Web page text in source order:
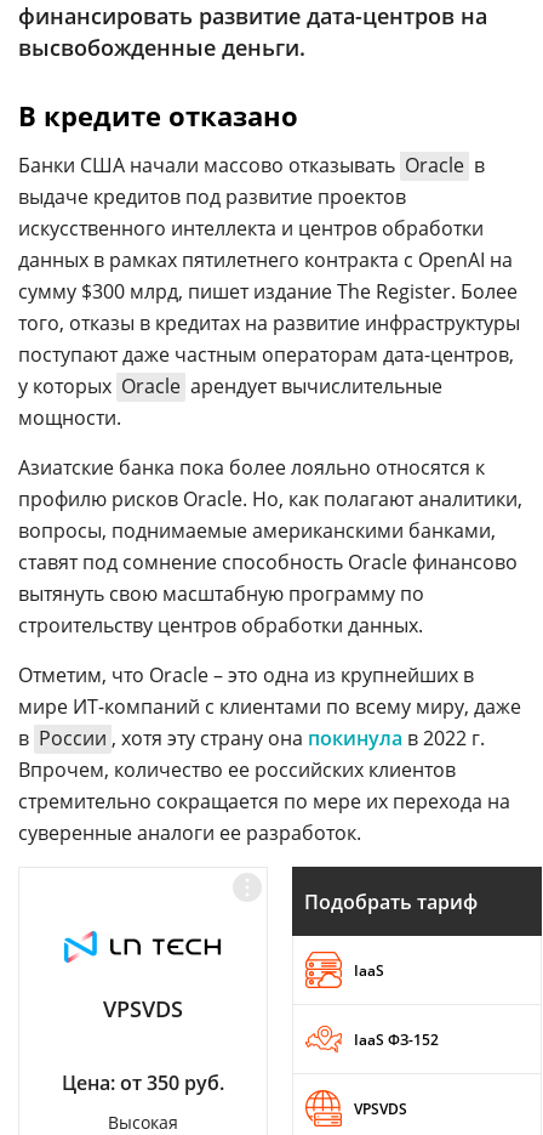
финансировать развитие дата-центров на
высвобожденные деньги.
В кредите отказано
Банки США начали массово отказывать Oracle в
выдаче кредитов под развитие проектов
искусственного интеллекта и центров обработки
данных в рамках пятилетнего контракта с OpenAI на
сумму $300 млрд, пишет издание The Register. Более
того, отказы в кредитах на развитие инфраструктуры
поступают даже частным операторам дата-центров,
у которых Oracle арендует вычислительные
мощности.
Азиатские банка пока более лояльно относятся к
профилю рисков Oracle. Но, как полагают аналитики,
вопросы, поднимаемые американскими банками,
ставят под сомнение способность Oracle финансово
вытянуть свою масштабную программу по
строительству центров обработки данных.
Отметим, что Oracle – это одна из крупнейших в
мире ИТ-компаний с клиентами по всему миру, даже
в России , хотя эту страну она покинула в 2022 г.
Впрочем, количество ее российских клиентов
стремительно сокращается по мере их перехода на
суверенные аналоги ее разработок.
VPSVDS
Цена: от 350 руб.
Высокая
Подобрать тариф
IaaS
IaaS ФЗ-152
VPSVDS